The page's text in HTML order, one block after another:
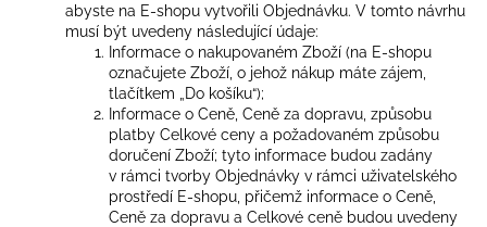
abyste na E-shopu vytvořili Objednávku. V tomto návrhu
musí být uvedeny následující údaje:
Informace o nakupovaném Zboží (na E-shopu
označujete Zboží, o jehož nákup máte zájem,
tlačítkem „Do košíku“);
Informace o Ceně, Ceně za dopravu, způsobu
platby Celkové ceny a požadovaném způsobu
doručení Zboží; tyto informace budou zadány
v rámci tvorby Objednávky v rámci uživatelského
prostředí E-shopu, přičemž informace o Ceně,
Ceně za dopravu a Celkové ceně budou uvedeny